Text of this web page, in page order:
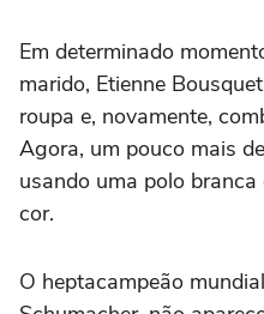
Em determinado
marido, Etienne
roupa e, novamente,
Agora, um pouco mais
usando uma polo
cor.
O heptacampeão